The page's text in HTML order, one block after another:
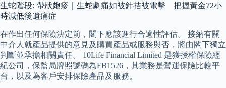
生蛇階段: 帶狀皰疹｜生蛇劇痛如被針拮被電擊 把握黃金72小
時減低後遺痛症
在作出任何保險決定前，閣下應該進行合適性評估。 接納有關
中介人就產品提供的意見及購買產品或服務與否，將由閣下獨立
判斷並承擔相關責任。 10Life Financial Limited 是獲授權保險經
紀公司，保監局牌照號碼為FB1526，其業務是營運保險比較平
台，以及為客戶安排保險產品及服務。